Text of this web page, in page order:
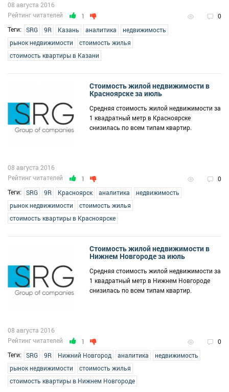
Рейтинг читателей 1 0
08 августа 2016
Теги: SRG 9R Казань аналитика
недвижимость
рынок недвижимости
стоимость жилья
стоимость квартиры в Казани
Стоимость жилой недвижимости в
Красноярске за июль
Средняя стоимость жилой недвижимости за
1 квадратный метр в Красноярске
снизилась по всем типам квартир.
Рейтинг читателей 1 0
08 августа 2016
Теги: SRG 9R Красноярск аналитика
недвижимость
рынок недвижимости
стоимость жилья
стоимость квартиры в Красноярске
Стоимость жилой недвижимости в
Нижнем Новгороде за июль
Средняя стоимость жилой недвижимости за
1 квадратный метр в Нижнем Новгороде
снизилась по всем типам квартир.
Рейтинг читателей 1 0
08 августа 2016
Теги: SRG 9R Нижний Новгород аналитика
недвижимость
рынок недвижимости
стоимость жилья
стоимость квартиры в Нижнем Новгороде